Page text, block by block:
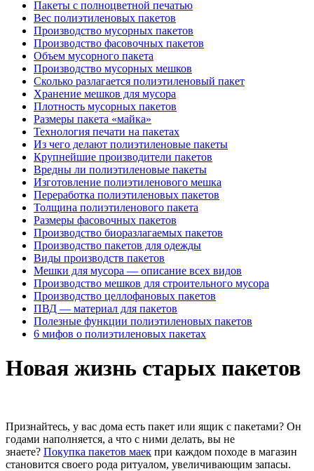
Пакеты с полноцветной печатью
Вес полиэтиленовых пакетов
Производство мусорных пакетов
Производство фасовочных пакетов
Объем мусорного пакета
Производство мусорных мешков
Сколько разлагается полиэтиленовый пакет
Хранение мешков для мусора
Плотность мусорных пакетов
Размеры пакета «майка»
Технология печати на пакетах
Из чего делают полиэтиленовые пакеты
Крупнейшие производители пакетов
Вредны ли полиэтиленовые пакеты
Изготовление полиэтиленового мешка
Переработка полиэтиленовых пакетов
Толщина полиэтиленового пакета
Размеры фасовочных пакетов
Производство биоразлагаемых пакетов
Производство пакетов для одежды
Виды производств пакетов
Мешки для мусора — описание всех видов
Производство мешков для строительного мусора
Производство целлофановых пакетов
ПВД — материал для пакетов
Полезные функции полиэтиленовых пакетов
6 мифов о полиэтиленовых пакетах
Новая жизнь старых пакетов
Признайтесь, у вас дома есть пакет или ящик с пакетами? Он
годами наполняется, а что с ними делать, вы не
знаете? Покупка пакетов маек при каждом походе в магазин
становится своего рода ритуалом, увеличивающим запасы.